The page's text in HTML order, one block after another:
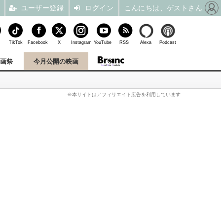
祭 今月公開の映画
※本サイトはアフィリエイト広告を利用しています
TikTok Facebook X Instagram YouTube RSS Alexa Podcast
ユーザー登録 ログイン こんにちは、ゲストさん